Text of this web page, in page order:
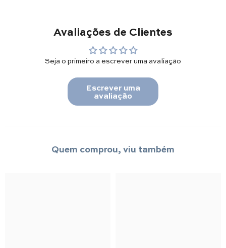
Avaliações de Clientes
Seja o primeiro a escrever uma avaliação
Escrever uma
avaliação
Quem comprou, viu também